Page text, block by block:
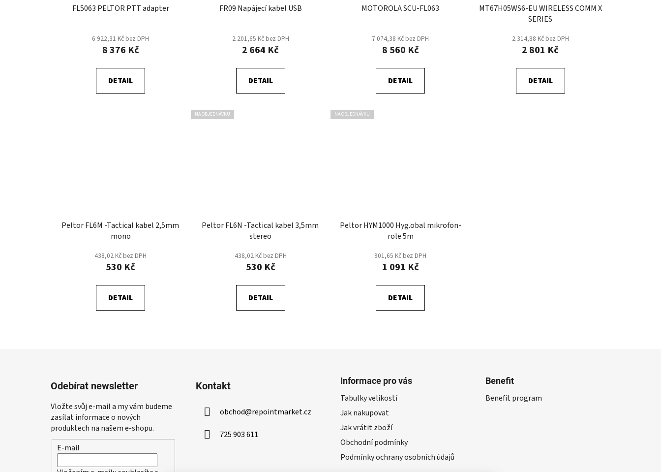
FL5063 PELTOR PTT adapter
6 922,31 Kč bez DPH
8 376 Kč
DETAIL
FR09 Napájecí kabel USB
2 201,65 Kč bez DPH
2 664 Kč
DETAIL
MOTOROLA SCU-FL063
7 074,38 Kč bez DPH
8 560 Kč
DETAIL
MT67H05WS6-EU WIRELESS COMM X
SERIES
2 314,88 Kč bez DPH
2 801 Kč
DETAIL
Peltor FL6M -Tactical kabel 2,5mm
mono
438,02 Kč bez DPH
530 Kč
DETAIL
NA OBJEDNÁVKU
Peltor FL6N -Tactical kabel 3,5mm
stereo
438,02 Kč bez DPH
530 Kč
DETAIL
NA OBJEDNÁVKU
Peltor HYM1000 Hyg.obal mikrofon-
role 5m
901,65 Kč bez DPH
1 091 Kč
DETAIL
Odebírat newsletter
Vložte svůj e-mail a my vám budeme
zasílat informace o nových
produktech na našem e-shopu.
E-mail
Kontakt
obchod@repointmarket.cz
725 903 611
Informace pro vás
Tabulky velikostí
Jak nakupovat
Jak vrátit zboží
Obchodní podmínky
Podmínky ochrany osobních údajů
Benefit
Benefit program